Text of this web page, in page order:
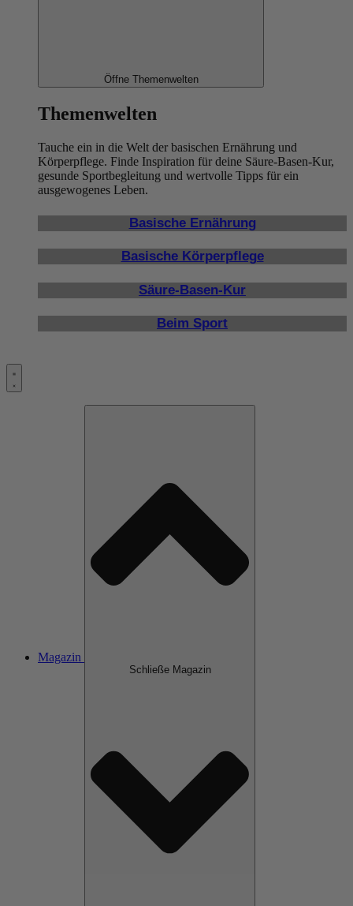
Öffne Themenwelten
Themenwelten
Tauche ein in die Welt der basischen Ernährung und
Körperpflege. Finde Inspiration für deine Säure-Basen-Kur,
gesunde Sportbegleitung und wertvolle Tipps für ein
ausgewogenes Leben.
Basische Ernährung
Basische Körperpflege
Säure-Basen-Kur
Beim Sport
Magazin
Schließe Magazin